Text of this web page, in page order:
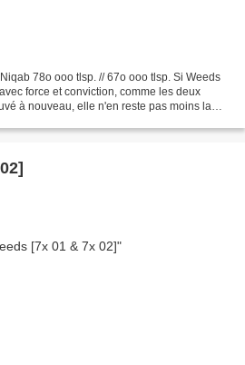
78o ooo tlsp. // 67o ooo tlsp. Si Weeds
force et conviction, comme les deux
à nouveau, elle n'en reste pas moins la